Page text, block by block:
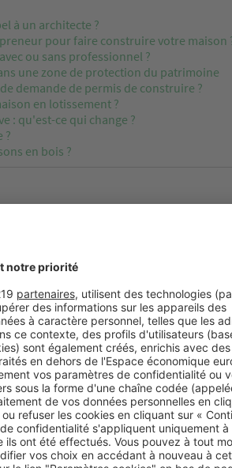
à un architecte ?
pour faire construire votre maison
ou sans professionnel ?
une zone de protection du patrimoine
demande de permis de construire ?
en lotissement ?
: qu'est-ce qui change ?
?
en bois ?
neuve
projet d'envergure qui nécessite
s’agisse du constructeur, de
vous-même.
l'immobilier neuf, comment ça se passe
la garantie décennale ?
assurance dommages-ouvrage ?
décennale : quelles sont les incidences ?